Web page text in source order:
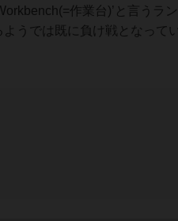
作業台)’と言うラ
うでは既に負け戦となってい